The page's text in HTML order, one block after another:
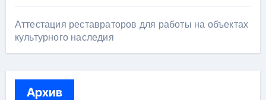
Аттестация реставраторов для работы на объектах
культурного наследия
Архив